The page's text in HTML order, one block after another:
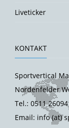
Liveticker
KONTAKT
Sportvertical
Nordenfelder
Tel.: 0511
Email: info (at)